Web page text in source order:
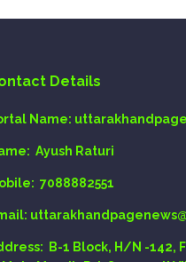
Details
Name: uttarakhandpage
Ayush Raturi
7088882551
:
B-1 Block, H/N -142,